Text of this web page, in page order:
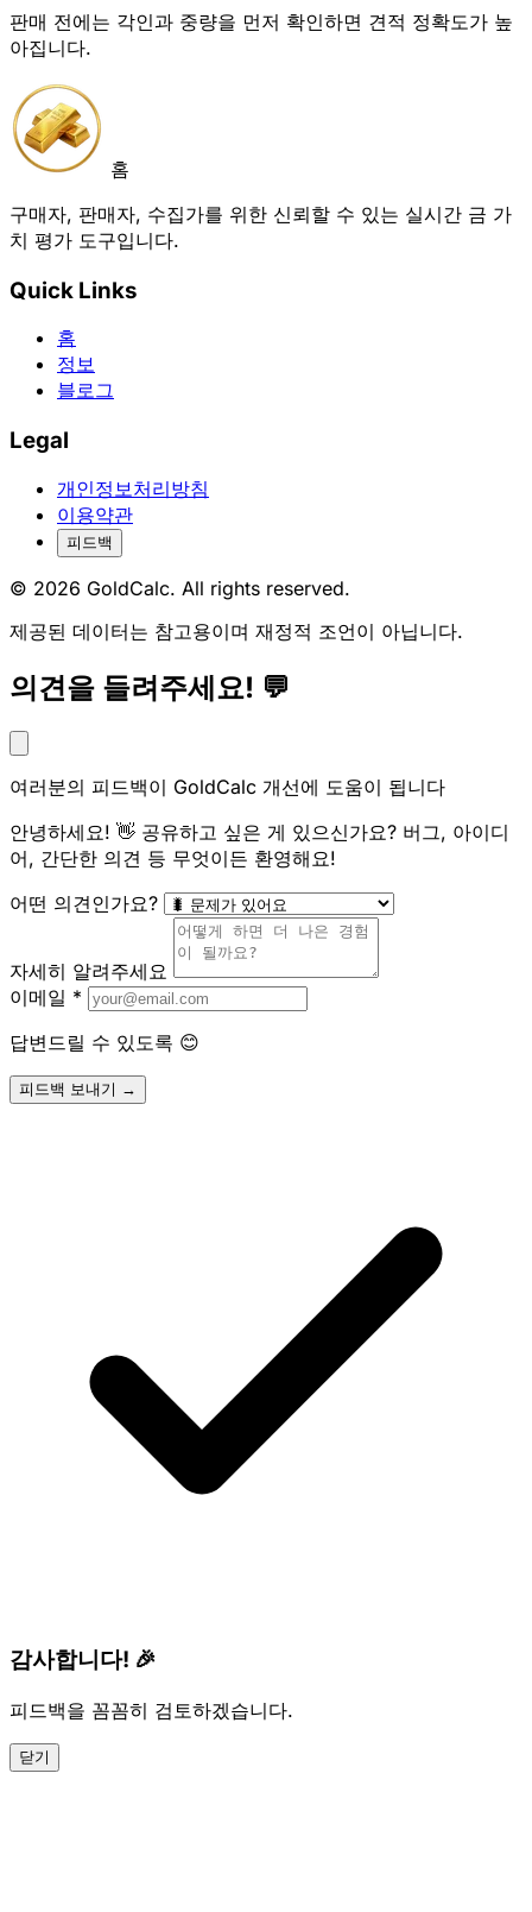
판매 전에는 각인과 중량을 먼저 확인하면 견적 정확도가 높
아집니다.
홈
구매자, 판매자, 수집가를 위한 신뢰할 수 있는 실시간 금 가
치 평가 도구입니다.
Quick Links
홈
정보
블로그
Legal
개인정보처리방침
이용약관
피드백
© 2026 GoldCalc. All rights reserved.
제공된 데이터는 참고용이며 재정적 조언이 아닙니다.
의견을 들려주세요! 💬
여러분의 피드백이 GoldCalc 개선에 도움이 됩니다
안녕하세요! 👋 공유하고 싶은 게 있으신가요? 버그, 아이디
어, 간단한 의견 등 무엇이든 환영해요!
어떤 의견인가요?
자세히 알려주세요
이메일 *
답변드릴 수 있도록 😊
피드백 보내기 →
감사합니다! 🎉
피드백을 꼼꼼히 검토하겠습니다.
닫기